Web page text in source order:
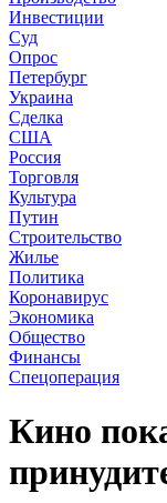
Инвестиции
Суд
Опрос
Петербург
Украина
Сделка
США
Россия
Торговля
Культура
Путин
Строительство
Жилье
Политика
Коронавирус
Экономика
Общество
Финансы
Спецоперация
Кино